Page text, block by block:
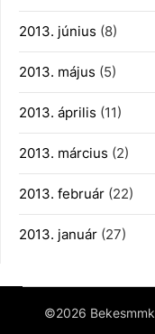
2013. június (8)
2013. május (5)
2013. április (11)
2013. március (2)
2013. február (22)
2013. január (27)
©2026 Bekesmmk